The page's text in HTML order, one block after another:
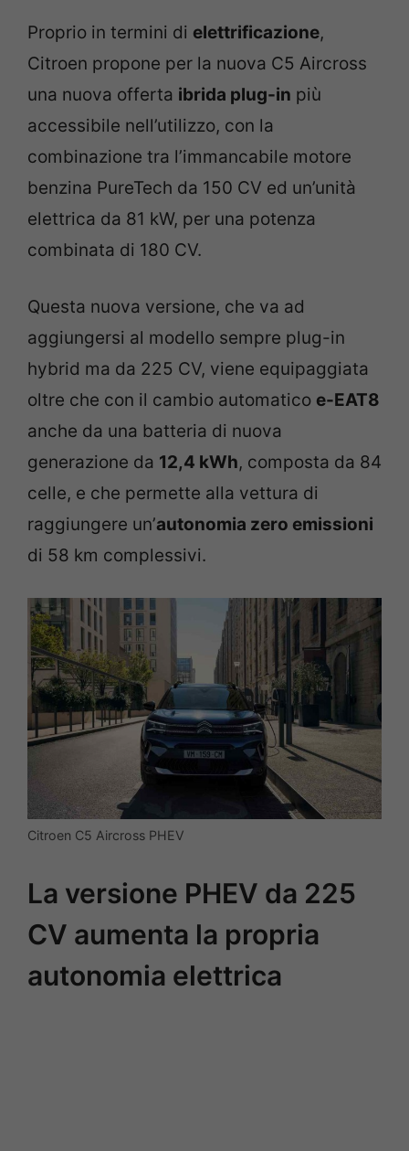
Proprio in termini di elettrificazione,
Citroen propone per la nuova C5 Aircross
una nuova offerta ibrida plug-in più
accessibile nell’utilizzo, con la
combinazione tra l’immancabile motore
benzina PureTech da 150 CV ed un’unità
elettrica da 81 kW, per una potenza
combinata di 180 CV.
Questa nuova versione, che va ad
aggiungersi al modello sempre plug-in
hybrid ma da 225 CV, viene equipaggiata
oltre che con il cambio automatico e-EAT8
anche da una batteria di nuova
generazione da 12,4 kWh, composta da 84
celle, e che permette alla vettura di
raggiungere un’autonomia zero emissioni
di 58 km complessivi.
Citroen C5 Aircross PHEV
La versione PHEV da 225
CV aumenta la propria
autonomia elettrica